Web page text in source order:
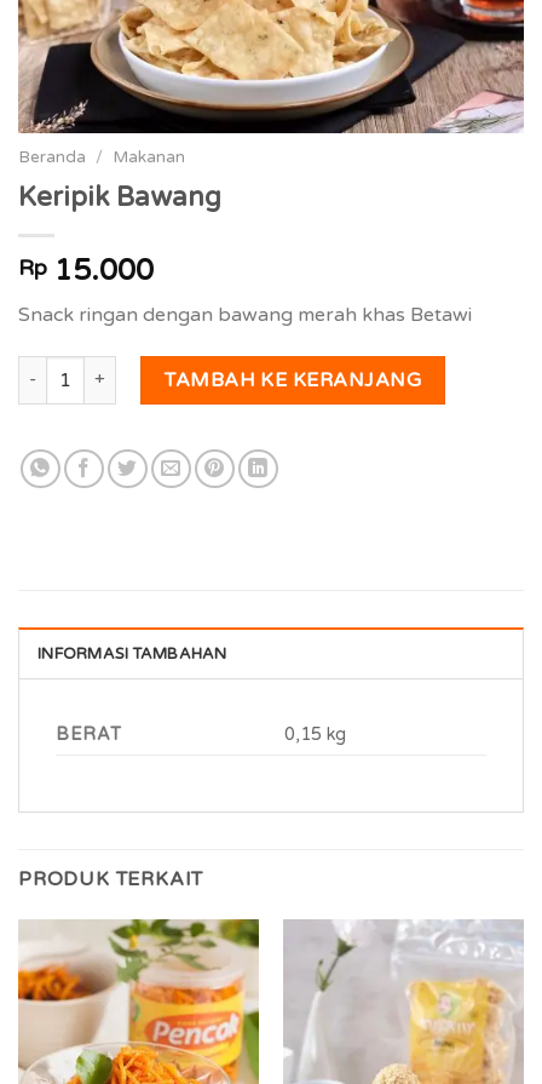
Beranda / Makanan
Keripik Bawang
Rp 15.000
Snack ringan dengan bawang merah khas Betawi
Kuantitas Keripik BawangTAMBAH KE KERANJANG
INFORMASI TAMBAHAN
BERAT 0,15 kg
PRODUK TERKAIT